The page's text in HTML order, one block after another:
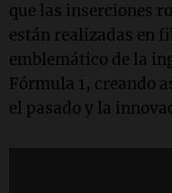
que las inserciones
están realizadas en
emblemático de la
Fórmula 1, creando
el pasado y la